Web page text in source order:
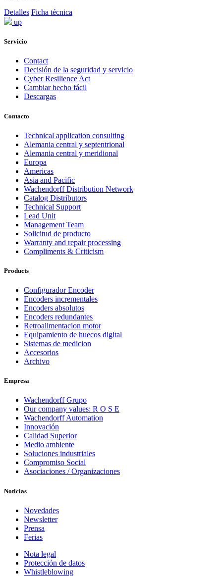
Detalles Ficha técnica
up
Servicio
Contact
Decisión de la seguridad y servicio
Cyber Resilience Act
Cambiar hecho fácil
Descargas
Contacto
Technical application consulting
Alemania central y septentrional
Alemania central y meridional
Europa
Americas
Asia and Pacific
Wachendorff Distribution Network
Catalog Distributors
Technical Support
Lead Unit
Management Team
Solicitud de producto
Warranty and repair processing
Compliments & Criticism
Products
Configurador Encoder
Encoders incrementales
Encoders absolutos
Encoders redundantes
Retroalimentacion motor
Equipamiento de huecos digital
Sistemas de medicion
Accesorios
Archivo
Empresa
Wachendorff Grupo
Our company values: R O S E
Wachendorff Automation
Innovación
Calidad Superior
Medio ambiente
Soluciones industriales
Compromiso Social
Asociaciones / Organizaciones
Noticias
Novedades
Newsletter
Prensa
Ferias
Nota legal
Protección de datos
Whistleblowing